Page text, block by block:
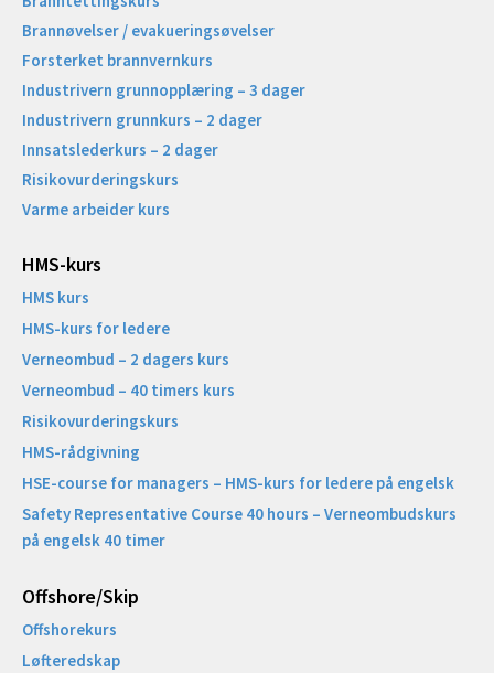
Brannøvelser / evakueringsøvelser
Forsterket brannvernkurs
Industrivern grunnopplæring – 3 dager
Industrivern grunnkurs – 2 dager
Innsatslederkurs – 2 dager
Risikovurderingskurs
Varme arbeider kurs
HMS-kurs
HMS kurs
HMS-kurs for ledere
Verneombud – 2 dagers kurs
Verneombud – 40 timers kurs
Risikovurderingskurs
HMS-rådgivning
HSE-course for managers – HMS-kurs for ledere på engelsk
Safety Representative Course 40 hours – Verneombudskurs
på engelsk 40 timer
Offshore/Skip​
Offshorekurs
Løfteredskap